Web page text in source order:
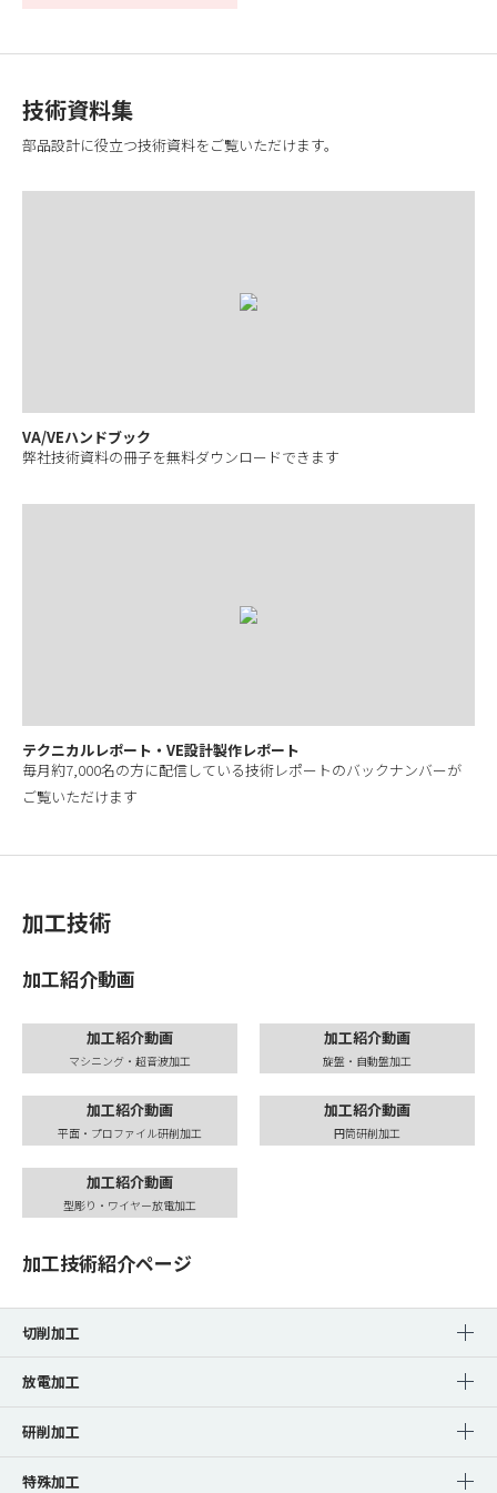
技術資料集
部品設計に役立つ技術資料をご覧いただけます。
VA/VEハンドブック
弊社技術資料の冊子を無料ダウンロードできます
テクニカルレポート・VE設計製作レポート
毎月約7,000名の方に配信している技術レポートのバックナンバーが
ご覧いただけます
加工技術
加工紹介動画
加工紹介動画
マシニング・超音波加工
加工紹介動画
旋盤・自動盤加工
加工紹介動画
平面・プロファイル研削加工
加工紹介動画
円筒研削加工
加工紹介動画
型彫り・ワイヤー放電加工
加工技術紹介ページ
切削加工
放電加工
研削加工
特殊加工